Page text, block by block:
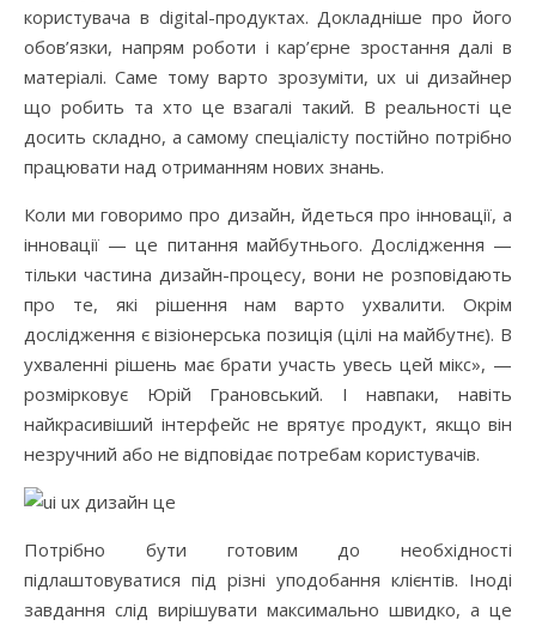
користувача в digital-продуктах. Докладніше про його
обов’язки, напрям роботи і кар’єрне зростання далі в
матеріалі. Саме тому варто зрозуміти, ux ui дизайнер
що робить та хто це взагалі такий. В реальності це
досить складно, а самому спеціалісту постійно потрібно
працювати над отриманням нових знань.
Коли ми говоримо про дизайн, йдеться про інновації, а
інновації — це питання майбутнього. Дослідження —
тільки частина дизайн-процесу, вони не розповідають
про те, які рішення нам варто ухвалити. Окрім
дослідження є візіонерська позиція (цілі на майбутнє). В
ухваленні рішень має брати участь увесь цей мікс», —
розмірковує Юрій Грановський. І навпаки, навіть
найкрасивіший інтерфейс не врятує продукт, якщо він
незручний або не відповідає потребам користувачів.
Потрібно бути готовим до необхідності
підлаштовуватися під різні уподобання клієнтів. Іноді
завдання слід вирішувати максимально швидко, а це